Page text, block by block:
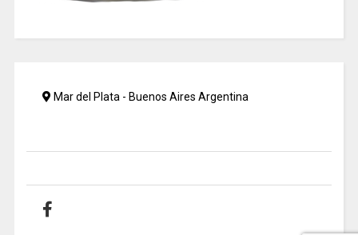
Mar del Plata - Buenos Aires Argentina